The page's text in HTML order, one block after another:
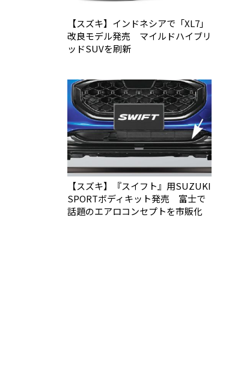
【スズキ】インドネシアで「XL7」
改良モデル発売 マイルドハイブリ
ッドSUVを刷新
【スズキ】『スイフト』用SUZUKI
SPORTボディキット発売 富士で
話題のエアロコンセプトを市販化